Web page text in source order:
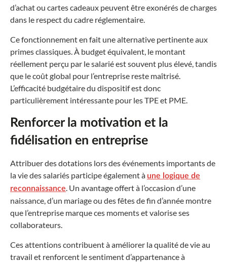
d’achat ou cartes cadeaux peuvent être exonérés de charges
dans le respect du cadre réglementaire.
Ce fonctionnement en fait une alternative pertinente aux
primes classiques. À budget équivalent, le montant
réellement perçu par le salarié est souvent plus élevé, tandis
que le coût global pour l’entreprise reste maîtrisé.
L’efficacité budgétaire du dispositif est donc
particulièrement intéressante pour les TPE et PME.
Renforcer la motivation et la
fidélisation en entreprise
Attribuer des dotations lors des événements importants de
la vie des salariés participe également à une logique de
reconnaissance. Un avantage offert à l’occasion d’une
naissance, d’un mariage ou des fêtes de fin d’année montre
que l’entreprise marque ces moments et valorise ses
collaborateurs.
Ces attentions contribuent à améliorer la qualité de vie au
travail et renforcent le sentiment d’appartenance à